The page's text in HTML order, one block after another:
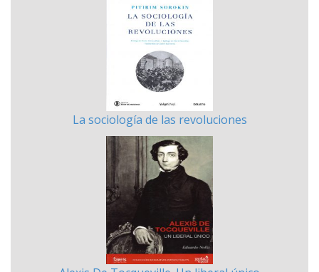
La sociología de las revoluciones